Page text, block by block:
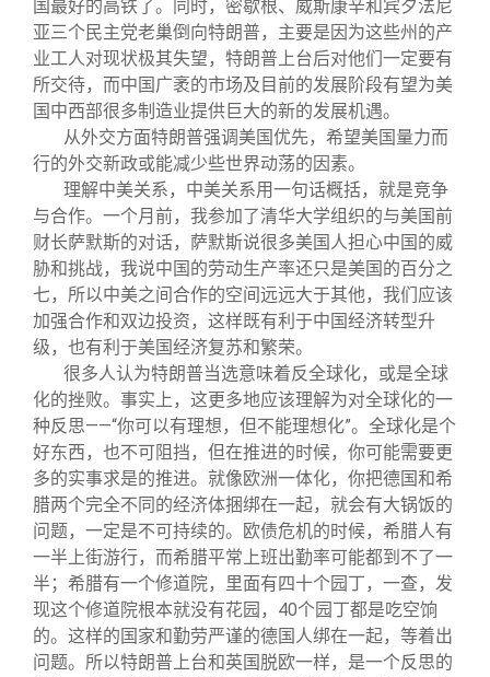
国最好的高铁了。同时，密歇根、威斯康辛和宾夕法尼
亚三个民主党老巢倒向特朗普，主要是因为这些州的产
业工人对现状极其失望，特朗普上台后对他们一定要有
所交待，而中国广袤的市场及目前的发展阶段有望为美
国中西部很多制造业提供巨大的新的发展机遇。
从外交方面特朗普强调美国优先，希望美国量力而
行的外交新政或能减少些世界动荡的因素。
理解中美关系，中美关系用一句话概括，就是竞争
与合作。一个月前，我参加了清华大学组织的与美国前
财长萨默斯的对话，萨默斯说很多美国人担心中国的威
胁和挑战，我说中国的劳动生产率还只是美国的百分之
七，所以中美之间合作的空间远远大于其他，我们应该
加强合作和双边投资，这样既有利于中国经济转型升
级，也有利于美国经济复苏和繁荣。
很多人认为特朗普当选意味着反全球化，或是全球
化的挫败。事实上，这更多地应该理解为对全球化的一
种反思——“你可以有理想，但不能理想化”。全球化是个
好东西，也不可阻挡，但在推进的时候，你可能需要更
多的实事求是的推进。就像欧洲一体化，你把德国和希
腊两个完全不同的经济体捆绑在一起，就会有大锅饭的
问题，一定是不可持续的。欧债危机的时候，希腊人有
一半上街游行，而希腊平常上班出勤率可能都到不了一
半；希腊有一个修道院，里面有四十个园丁，一查，发
现这个修道院根本就没有花园，40个园丁都是吃空饷
的。这样的国家和勤劳严谨的德国人绑在一起，等着出
问题。所以特朗普上台和英国脱欧一样，是一个反思的